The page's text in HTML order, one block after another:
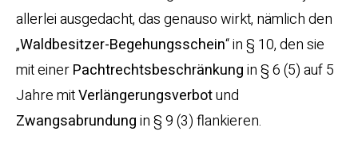
allerlei ausgedacht, das genauso wirkt, nämlich den
„Waldbesitzer-Begehungsschein“ in § 10, den sie
mit einerPachtrechtsbeschränkungin § 6 (5) auf 5
Jahre mitVerlängerungsverbotund
Zwangsabrundungin § 9 (3) flankieren.